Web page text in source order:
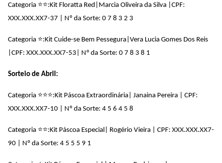
Categoria ⭐⭐:Kit Floratta Red|Marcia Oliveira da Silva | CPF:
XXX.XXX.XX7-37 | Nº da Sorte: 0 7 8 3 2 3
Categoria ⭐:Kit Cuide-se Bem Pessegura|Vera Lucia Gomes Dos Reis
CPF: XXX.XXX.XX7-53| Nº da Sorte: 0 7 8 3 8 1
Sorteio de Abril:
Categoria ⭐⭐⭐:Kit Páscoa Extraordinária| Janaina Pereira | CPF:
XXX.XXX.XX7-10 | Nº da Sorte: 4 5 6 4 5 8
Categoria ⭐⭐:Kit Páscoa Especial| Rogério Vieira | CPF: XXX.XXX.XX7-
90 | Nº da Sorte: 4 5 5 5 9 1